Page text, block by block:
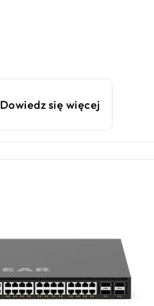
Dowiedz się więcej